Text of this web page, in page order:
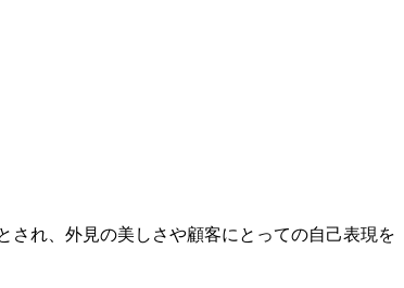
され、外見の美しさや顧客にとっての自己表現を